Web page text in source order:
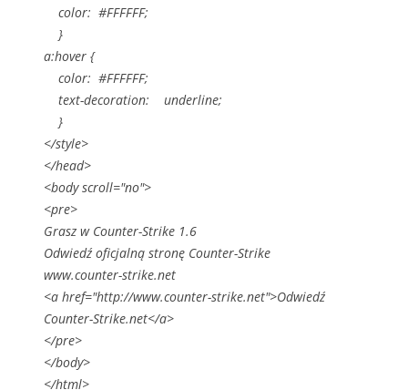
color: #FFFFFF;
}
a:hover {
color: #FFFFFF;
text-decoration: underline;
}
</style>
</head>
<body scroll="no">
<pre>
Grasz w Counter-Strike 1.6
Odwiedź oficjalną stronę Counter-Strike
www.counter-strike.net
<a href="http://www.counter-strike.net">Odwiedź
Counter-Strike.net</a>
</pre>
</body>
</html>